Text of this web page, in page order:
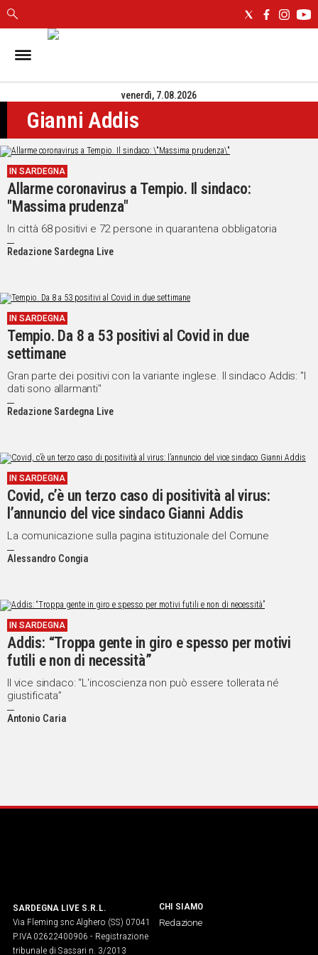
IN
CAGLIARI
SASSARI
NUORO
ORISTANO
SULCIS
GALLURA
OGLIASTRA
MEDIO
CAMPIDANO
NOTIZIE
POLITICA
IN
ITALIA
MONDO
VIDEO
Vai
WHATSAPP
Social
venerdì, 7.08.2026
Gianni Addis
IN SARDEGNA
Allarme coronavirus a Tempio. Il sindaco:
"Massima prudenza"
In città 68 positivi e 72 persone in quarantena obbligatoria
Redazione Sardegna Live
IN SARDEGNA
Tempio. Da 8 a 53 positivi al Covid in due
settimane
Gran parte dei positivi con la variante inglese. Il sindaco Addis: "I
dati sono allarmanti"
Redazione Sardegna Live
IN SARDEGNA
Covid, c’è un terzo caso di positività al virus:
l’annuncio del vice sindaco Gianni Addis
La comunicazione sulla pagina istituzionale del Comune
Alessandro Congia
IN SARDEGNA
Addis: “Troppa gente in giro e spesso per motivi
futili e non di necessità”
Il vice sindaco: “L'incoscienza non può essere tollerata né
giustificata”
Antonio Caria
SARDEGNA LIVE S.R.L.
Via Fleming snc Alghero (SS) 07041
P.IVA 02622400906 - Registrazione
tribunale di Sassari n. 3/2013
CHI SIAMO
Redazione